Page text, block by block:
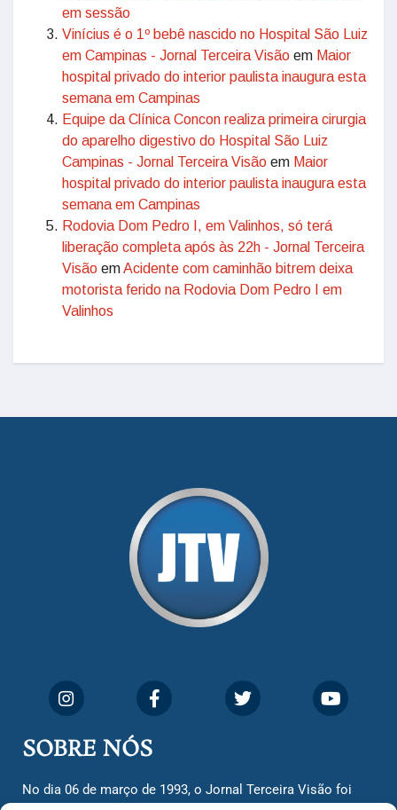
em sessão
Vinícius é o 1º bebê nascido no Hospital São Luiz
em Campinas - Jornal Terceira Visão em Maior
hospital privado do interior paulista inaugura esta
semana em Campinas
Equipe da Clínica Concon realiza primeira cirurgia
do aparelho digestivo do Hospital São Luiz
Campinas - Jornal Terceira Visão em Maior
hospital privado do interior paulista inaugura esta
semana em Campinas
Rodovia Dom Pedro I, em Valinhos, só terá
liberação completa após às 22h - Jornal Terceira
Visão emAcidente com caminhão bitrem deixa
motorista ferido na Rodovia Dom Pedro I em
Valinhos
SOBRE NÓS
No dia 06 de março de 1993, o Jornal Terceira Visão foi